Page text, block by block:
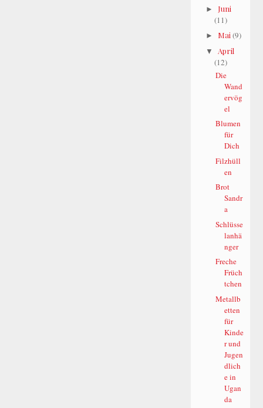
► Juni
(11)
► Mai (9)
▼ April
(12)
Die
Wand
ervög
el
Blumen
für
Dich
Filzhüll
en
Brot
Sandr
a
Schlüsse
lanhä
nger
Freche
Früch
tchen
Metallb
etten
für
Kinde
r und
Jugen
dlich
e in
Ugan
da